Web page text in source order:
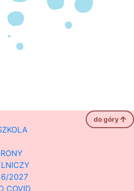
do góry
2027
COVID